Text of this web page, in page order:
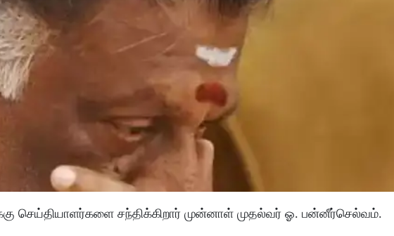
செய்தியாளர்களை சந்திக்கிறார் முன்னாள் முதல்வர் ஓ. பன்னீர்செல்வம்.